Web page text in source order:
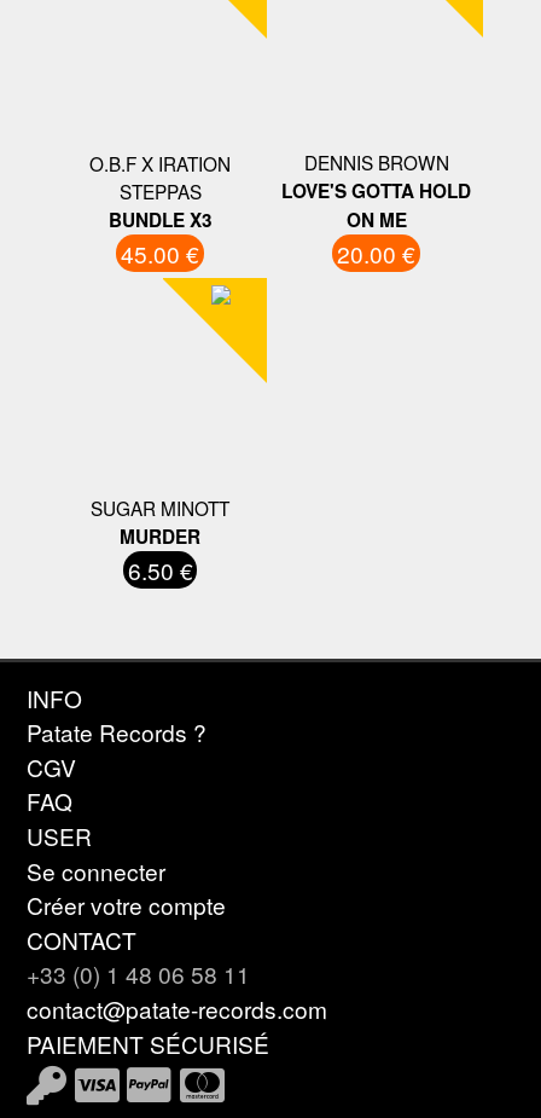
O.B.F X IRATION
STEPPAS
BUNDLE X3
45.00 €
DENNIS BROWN
LOVE'S GOTTA HOLD
ON ME
20.00 €
SUGAR MINOTT
MURDER
6.50 €
INFO
Patate Records ?
CGV
FAQ
USER
Se connecter
Créer votre compte
CONTACT
+33 (0) 1 48 06 58 11
contact@patate-records.com
PAIEMENT SÉCURISÉ